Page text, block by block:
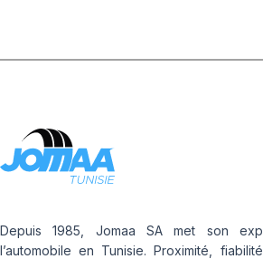
Depuis 1985, Jomaa SA met son
l’automobile en Tunisie. Proximité,